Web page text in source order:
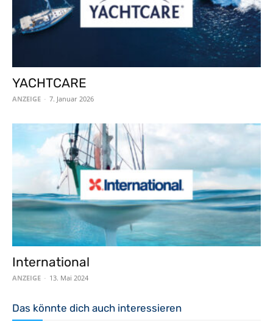
YACHTCARE
ANZEIGE - 7. Januar 2026
International
ANZEIGE - 13. Mai 2024
Das könnte dich auch interessieren